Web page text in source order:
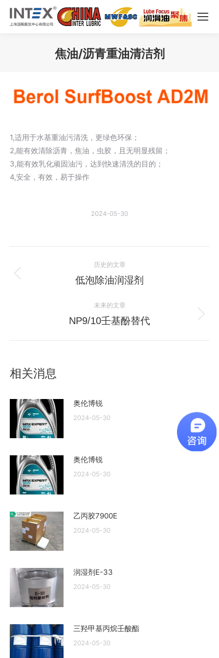
焦油/沥青重油清洁剂
1,适用于水基重油污清洗，更绿色环保；
2,能有效清除沥青，焦油，虫胶，且无明显残留；
3,能有效乳化顽固油污，达到快速清洗的目的；
4,安全，有效，易于操作
2024-05-30
章
历史的文章
历
的
文
低泡除油润湿剂
未来的文章
未
NP9/10壬基酚替代
相关消息
奥伦博锐
2024-05-30
奥伦博锐
2024-05-30
乙丙胶7900E
2024-05-30
润湿剂E-33
2024-05-30
三羟甲基丙烷壬酸酯
2024-05-30